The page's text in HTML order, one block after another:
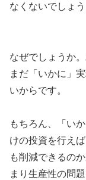
なくないでしょう
なぜでしょうか
まだ「いかに」
いからです。
もちろん、「い
けの投資を行え
も削減できるの
まり生産性の問題